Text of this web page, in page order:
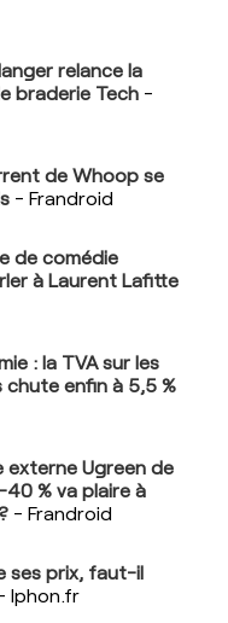
relance la
braderie Tech -
de Whoop se
- Frandroid
de comédie
à Laurent Lafitte
: la TVA sur les
chute enfin à 5,5 %
Ugreen de
% va plaire à
- Frandroid
ses prix, faut-il
Iphon.fr